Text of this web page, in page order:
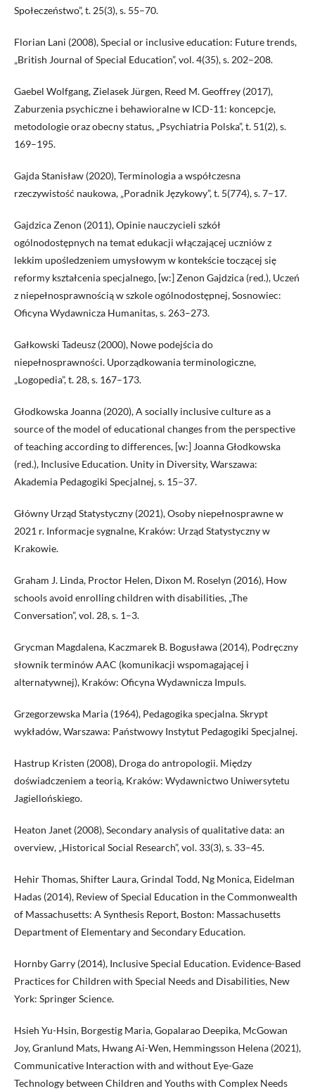
Społeczeństwo”, t. 25(3), s. 55–70.
Florian Lani (2008), Special or inclusive education: Future trends,
„British Journal of Special Education”, vol. 4(35), s. 202–208.
Gaebel Wolfgang, Zielasek Jürgen, Reed M. Geoffrey (2017),
Zaburzenia psychiczne i behawioralne w ICD-11: koncepcje,
metodologie oraz obecny status, „Psychiatria Polska”, t. 51(2), s.
169–195.
Gajda Stanisław (2020), Terminologia a współczesna
rzeczywistość naukowa, „Poradnik Językowy”, t. 5(774), s. 7–17.
Gajdzica Zenon (2011), Opinie nauczycieli szkół
ogólnodostępnych na temat edukacji włączającej uczniów z
lekkim upośledzeniem umysłowym w kontekście toczącej się
reformy kształcenia specjalnego, [w:] Zenon Gajdzica (red.), Uczeń
z niepełnosprawnością w szkole ogólnodostępnej, Sosnowiec:
Oficyna Wydawnicza Humanitas, s. 263–273.
Gałkowski Tadeusz (2000), Nowe podejścia do
niepełnosprawności. Uporządkowania terminologiczne,
„Logopedia”, t. 28, s. 167–173.
Głodkowska Joanna (2020), A socially inclusive culture as a
source of the model of educational changes from the perspective
of teaching according to differences, [w:] Joanna Głodkowska
(red.), Inclusive Education. Unity in Diversity, Warszawa:
Akademia Pedagogiki Specjalnej, s. 15–37.
Główny Urząd Statystyczny (2021), Osoby niepełnosprawne w
2021 r. Informacje sygnalne, Kraków: Urząd Statystyczny w
Krakowie.
Graham J. Linda, Proctor Helen, Dixon M. Roselyn (2016), How
schools avoid enrolling children with disabilities, „The
Conversation”, vol. 28, s. 1–3.
Grycman Magdalena, Kaczmarek B. Bogusława (2014), Podręczny
słownik terminów AAC (komunikacji wspomagającej i
alternatywnej), Kraków: Oficyna Wydawnicza Impuls.
Grzegorzewska Maria (1964), Pedagogika specjalna. Skrypt
wykładów, Warszawa: Państwowy Instytut Pedagogiki Specjalnej.
Hastrup Kristen (2008), Droga do antropologii. Między
doświadczeniem a teorią, Kraków: Wydawnictwo Uniwersytetu
Jagiellońskiego.
Heaton Janet (2008), Secondary analysis of qualitative data: an
overview, „Historical Social Research”, vol. 33(3), s. 33–45.
Hehir Thomas, Shifter Laura, Grindal Todd, Ng Monica, Eidelman
Hadas (2014), Review of Special Education in the Commonwealth
of Massachusetts: A Synthesis Report, Boston: Massachusetts
Department of Elementary and Secondary Education.
Hornby Garry (2014), Inclusive Special Education. Evidence-Based
Practices for Children with Special Needs and Disabilities, New
York: Springer Science.
Hsieh Yu-Hsin, Borgestig Maria, Gopalarao Deepika, McGowan
Joy, Granlund Mats, Hwang Ai-Wen, Hemmingsson Helena (2021),
Communicative Interaction with and without Eye-Gaze
Technology between Children and Youths with Complex Needs